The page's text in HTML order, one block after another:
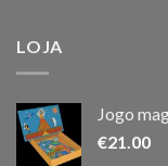
LOJA
Jogo
€21.00